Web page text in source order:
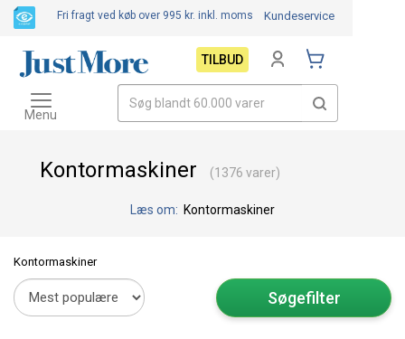
Kontormaskiner (1376 varer)
Læs om: Kontormaskiner
Kontormaskiner
Søgefilter
Fri fragt ved køb over 995 kr. inkl. moms Kundeservice
TILBUD
Toggle
navigation
Menu